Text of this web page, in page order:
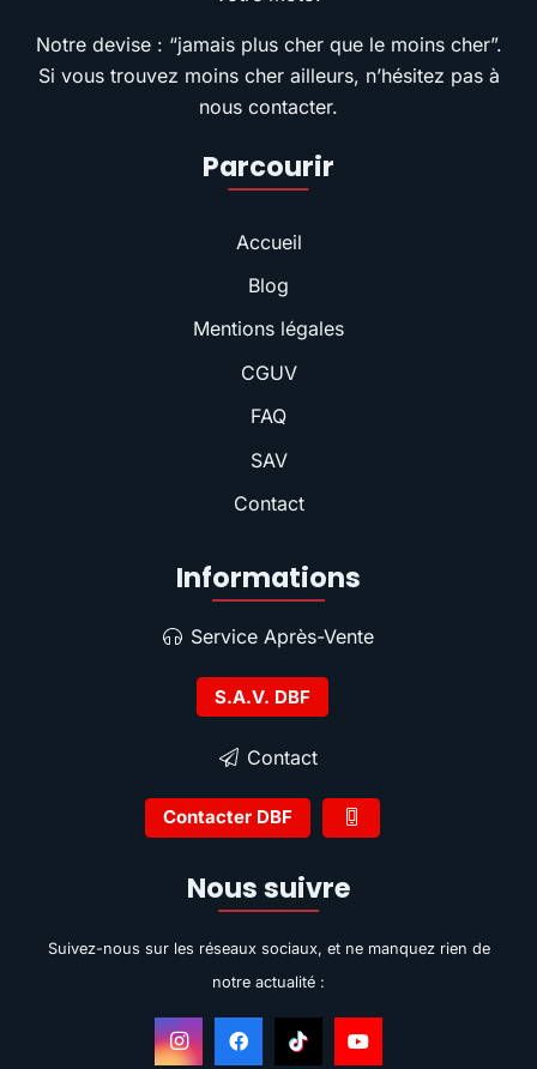
Notre devise : “jamais plus cher que le moins cher”.
Si vous trouvez moins cher ailleurs, n’hésitez pas à
nous contacter.
Parcourir
Accueil
Blog
Mentions légales
CGUV
FAQ
SAV
Contact
Informations
Service Après-Vente
S.A.V. DBF
Contact
Contacter DBF
Nous suivre
Suivez-nous sur les réseaux sociaux, et ne manquez rien de
notre actualité :